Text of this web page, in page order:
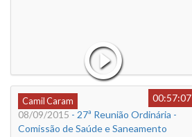
Camil Caram
00:57:07
08/09/2015 - 27ª Reunião Ordinária -
Comissão de Saúde e Saneamento